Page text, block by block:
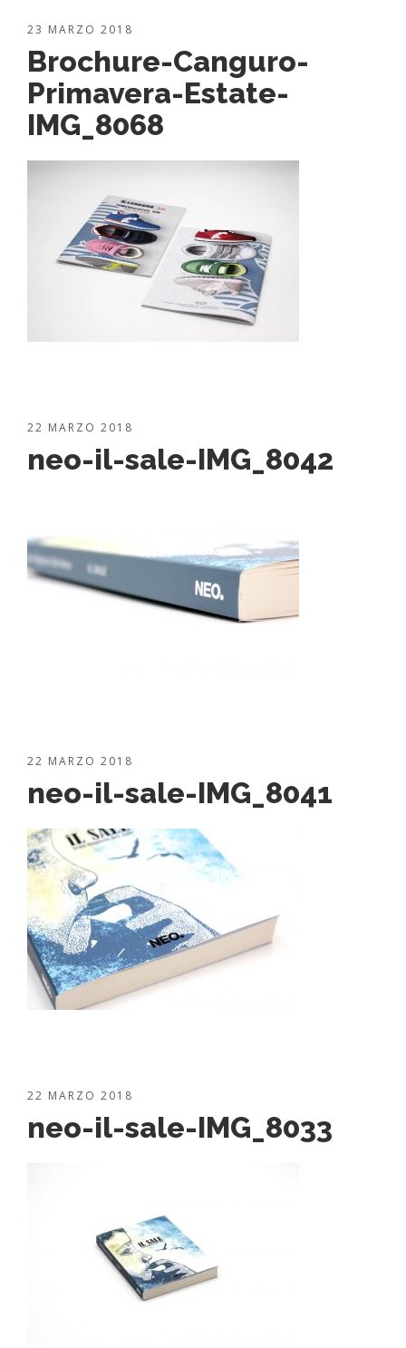
23 MARZO 2018
Brochure-Canguro-
Primavera-Estate-
IMG_8068
22 MARZO 2018
neo-il-sale-IMG_8042
22 MARZO 2018
neo-il-sale-IMG_8041
22 MARZO 2018
neo-il-sale-IMG_8033